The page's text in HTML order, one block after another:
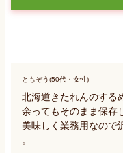
ともぞう(50代・女性)
北海道きたれんのする
余ってもそのまま保存
美味しく業務用なので
。